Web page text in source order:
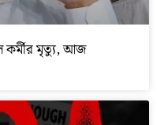
কর্মীর মৃত্যু, আজ